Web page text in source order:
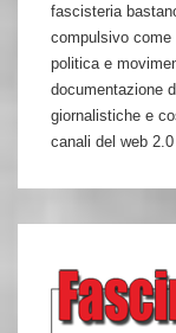
fascisteria
compulsivo
politica e
documentazione
giornalistiche e
canali del web